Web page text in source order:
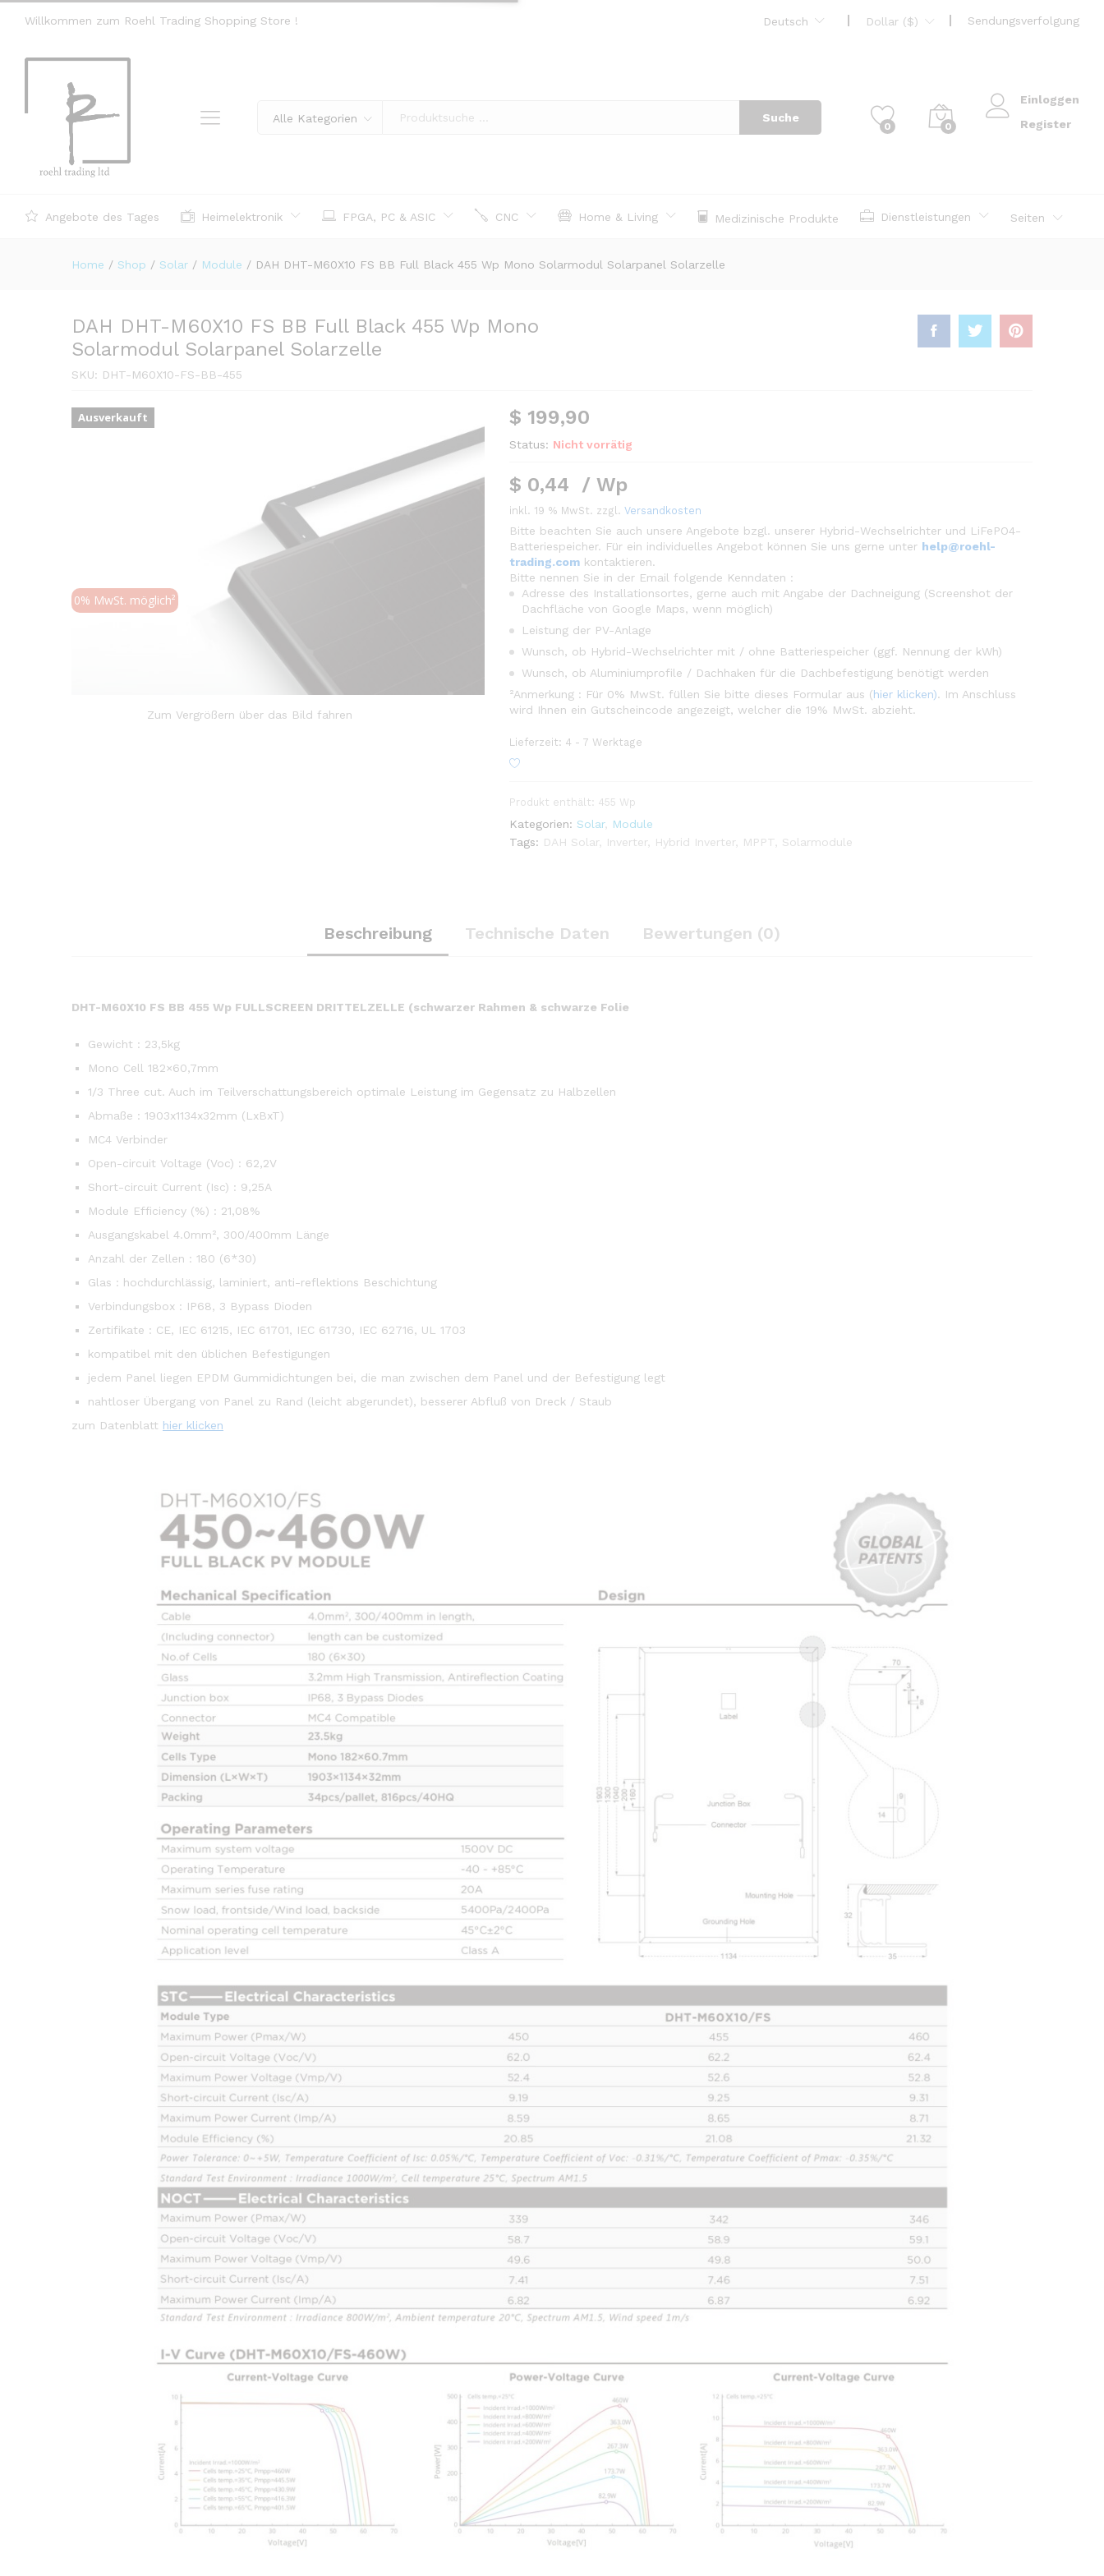
Willkommen zum Roehl Trading Shopping Store ! Deutsch Dollar ($) Sendungsverfolgung
Alle Kategorien Suche
0 0
Einloggen
Register
Angebote des Tages Heimelektronik FPGA, PC & ASIC CNC Home & Living Medizinische Produkte Dienstleistungen Seiten
Home / Shop / Solar / Module / DAH DHT-M60X10 FS BB Full Black 455 Wp Mono Solarmodul Solarpanel Solarzelle
DAH DHT-M60X10 FS BB Full Black 455 Wp Mono
Solarmodul Solarpanel Solarzelle
SKU: DHT-M60X10-FS-BB-455
Ausverkauft
0% MwSt. möglich²
Zum Vergrößern über das Bild fahren
$ 199,90
Status: Nicht vorrätig
$ 0,44 /Wp
inkl. 19 % MwSt. zzgl.Versandkosten
Bitte beachten Sie auch unsere Angebote bzgl. unserer Hybrid-Wechselrichter und LiFePO4-
Batteriespeicher. Für ein individuelles Angebot können Sie uns gerne unter help@roehl-
trading.com kontaktieren.
Bitte nennen Sie in der Email folgende Kenndaten :
Adresse des Installationsortes, gerne auch mit Angabe der Dachneigung (Screenshot der
Dachfläche von Google Maps, wenn möglich)
Leistung der PV-Anlage
Wunsch, ob Hybrid-Wechselrichter mit / ohne Batteriespeicher (ggf. Nennung der kWh)
Wunsch, ob Aluminiumprofile / Dachhaken für die Dachbefestigung benötigt werden
²Anmerkung : Für 0% MwSt. füllen Sie bitte dieses Formular aus (hier klicken). Im Anschluss
wird Ihnen ein Gutscheincode angezeigt, welcher die 19% MwSt. abzieht.
Lieferzeit: 4 - 7 Werktage
Produkt enthält: 455 Wp
Kategorien: Solar,
Module
Tags: DAH Solar, Inverter, Hybrid Inverter, MPPT Solarmodule
Beschreibung Technische Daten Bewertungen (0)
DHT-M60X10 FS BB 455 Wp FULLSCREEN DRITTELZELLE (schwarzer Rahmen & schwarze Folie
Gewicht : 23,5kg
Mono Cell 182×60,7mm
1/3 Three cut. Auch im Teilverschattungsbereich optimale Leistung im Gegensatz zu Halbzellen
Abmaße : 1903x1134x32mm (LxBxT)
MC4 Verbinder
Open-circuit Voltage (Voc) : 62,2V
Short-circuit Current (Isc) : 9,25A
Module Efficiency (%) : 21,08%
Ausgangskabel 4.0mm², 300/400mm Länge
Anzahl der Zellen : 180 (6*30)
Glas : hochdurchlässig, laminiert, anti-reflektions Beschichtung
Verbindungsbox : IP68, 3 Bypass Dioden
Zertifikate : CE, IEC 61215, IEC 61701, IEC 61730, IEC 62716, UL 1703
kompatibel mit den üblichen Befestigungen
jedem Panel liegen EPDM Gummidichtungen bei, die man zwischen dem Panel und der Befestigung legt
nahtloser Übergang von Panel zu Rand (leicht abgerundet), besserer Abfluß von Dreck / Staub
zum Datenblatt hier klicken